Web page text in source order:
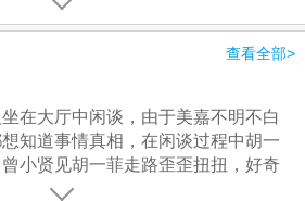
找新的伴侣。张伟始终在他的律师
的事业终会有成功的一天。大家在
多年，那么多事，每一个人都开始
和彼此在自己心中的位置。不仅仅
谑、捉弄，也更多了份相互鼓励、帮
笑；有失落，有惆怅；有努力，有
的见证了大家的青春与成长，无论
神奇、唐悠悠、吕子乔、陈美嘉、
查看全部>
在大厅中闲谈，由于美嘉不明不白
知道事情真相，在闲谈过程中胡一
小贤见胡一菲走路歪歪扭扭，好奇
菲脚部受了伤，一想到胡一菲脚部